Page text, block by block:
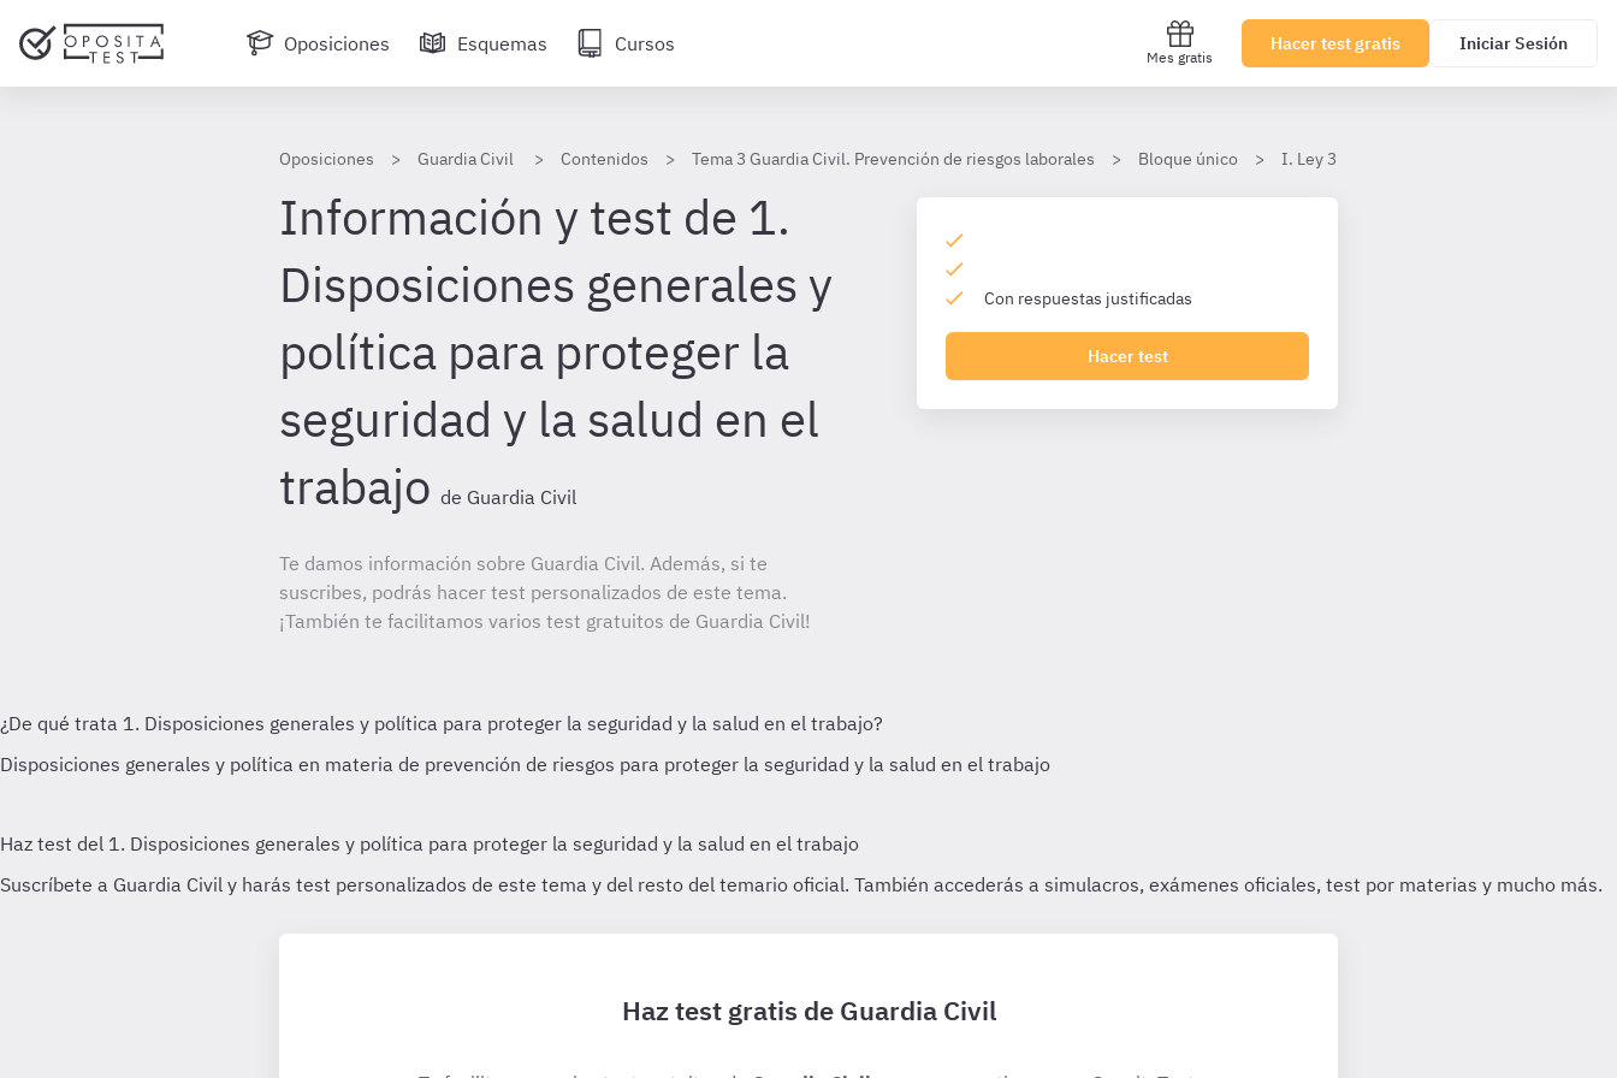
Oposiciones Esquemas Cursos
Mes gratis
Hacer test gratis Iniciar Sesión
Oposiciones Guardia Civil Contenidos Tema 3 Guardia Civil. Prevención de riesgos laborales Bloque único I. Ley 31/1995, de Prevención de Riesgos
Información y test de 1.
Disposiciones generales y
política para proteger la
seguridad y la salud en el
trabajo de Guardia Civil
Te damos información sobre Guardia Civil. Además, si te
suscribes, podrás hacer test personalizados de este tema.
¡También te facilitamos varios test gratuitos de Guardia Civil!
Con respuestas justificadas
Hacer test
Haz test gratis de Guardia Civil